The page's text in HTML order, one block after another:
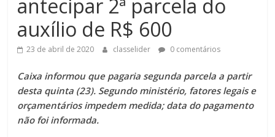
antecipar 2ª parcela do
auxílio de R$ 600
23 de abril de 2020 classelider 0 comentários
Caixa informou que pagaria segunda parcela a partir
desta quinta (23). Segundo ministério, fatores legais e
orçamentários impedem medida; data do pagamento
não foi informada.